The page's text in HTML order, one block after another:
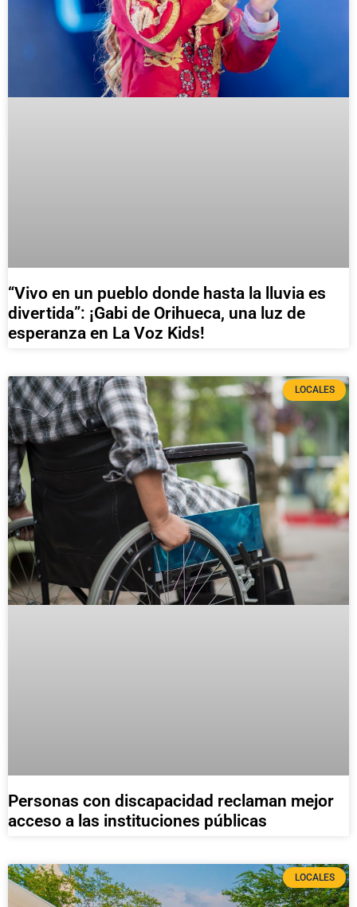
“Vivo en un pueblo donde hasta la lluvia es
divertida”: ¡Gabi de Orihueca, una luz de
esperanza en La Voz Kids!
LOCALES
Personas con discapacidad reclaman mejor
acceso a las instituciones públicas
LOCALES